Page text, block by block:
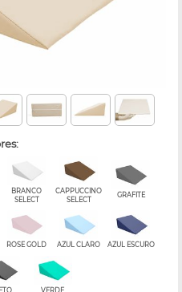
BRANCO
SELECT
CAPPUCCINO
SELECT
GRAFITE
ROSE GOLD AZUL CLARO AZUL ESCURO
VERDE